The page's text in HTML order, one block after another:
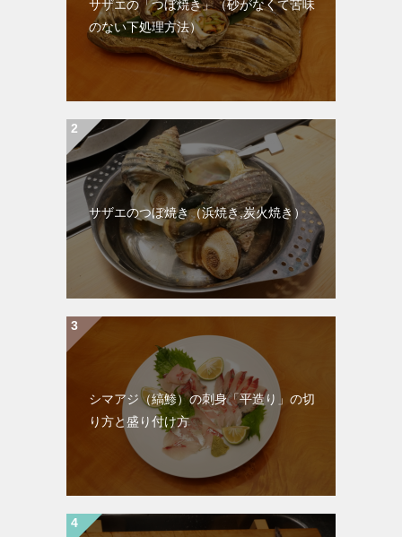
サザエの「つぼ焼き」（砂がなくて苦味
のない下処理方法）
サザエのつぼ焼き（浜焼き,炭火焼き）
シマアジ（縞鯵）の刺身「平造り」の切
り方と盛り付け方